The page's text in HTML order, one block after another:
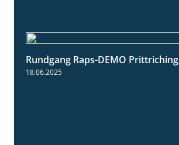
Rundgang Raps-DEMO Prittriching
18.06.2025